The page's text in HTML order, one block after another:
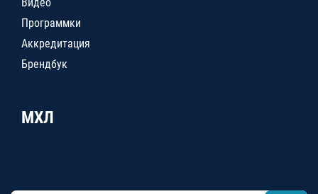
Программки
Аккредитация
Брендбук
МХЛ